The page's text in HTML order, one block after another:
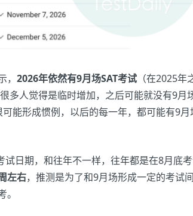
2026年依然有9月场SAT考试 （在2025
多人觉得是临时增加，之后可能就没有9
能形成惯例，以后的每一年，都可能有9
试日期，和往年不一样，往年都是在8月底
左右，推测是为了和9月场形成一定的考试